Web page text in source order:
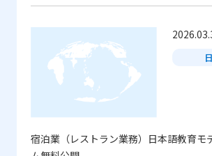
宿泊業（レストラン業務）日本語教育モ